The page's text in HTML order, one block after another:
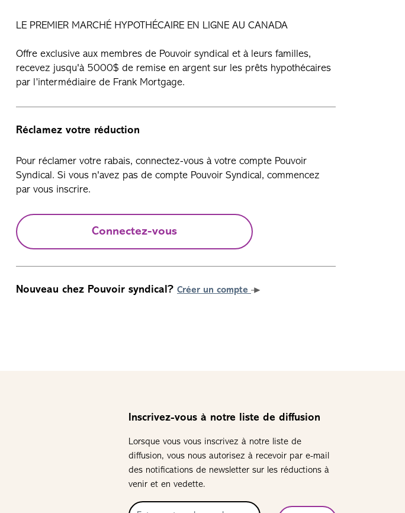
LE PREMIER MARCHÉ HYPOTHÉCAIRE EN LIGNE AU CANADA
Offre exclusive aux membres de Pouvoir syndical et à leurs familles,
recevez jusqu'à 5000$ de remise en argent sur les prêts hypothécaires
par l’intermédiaire de Frank Mortgage.
Réclamez votre réduction
Pour réclamer votre rabais, connectez-vous à votre compte Pouvoir
Syndical. Si vous n'avez pas de compte Pouvoir Syndical, commencez
par vous inscrire.
Connectez-vous
Nouveau chez Pouvoir syndical? Créer un compte
Inscrivez-vous à notre liste de diffusion
Lorsque vous vous inscrivez à notre liste de
diffusion, vous nous autorisez à recevoir par e-mail
des notifications de newsletter sur les réductions à
venir et en vedette.